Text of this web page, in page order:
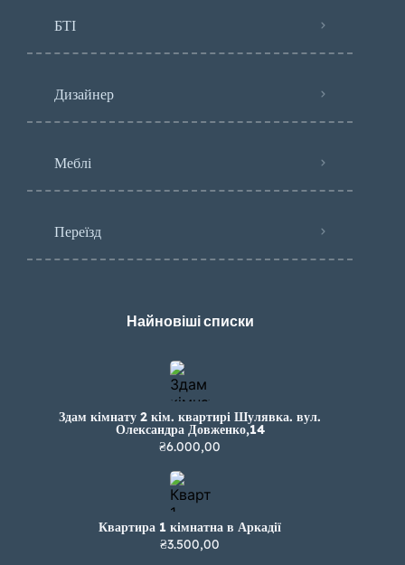
БТІ
Дизайнер
Меблі
Переїзд
Найновіші списки
Здам кімнату 2 кім. квартирі Шулявка. вул.
Олександра Довженко,14
₴6.000,00
Квартира 1 кімнатна в Аркадії
₴3.500,00